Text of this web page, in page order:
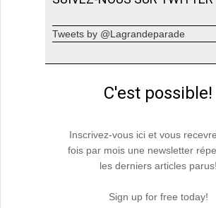
Tweets by @Lagrandeparade
C'est possible!
Inscrivez-vous ici et vous
fois par mois une newsletter
les derniers articles parus!
Sign up for free today!